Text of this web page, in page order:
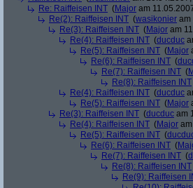
Re: Raiffeisen INT (Major am
Re(2): Raiffeisen INT (wasikonier am
Re(3): Raiffeisen INT (Major am
Re(4): Raiffeisen INT (ducduc
Re(5): Raiffeisen INT (Major
Re(6): Raiffeisen INT (
Re(7): Raiffeisen INT (
Re(8): Raiffeisen INT
Re(4): Raiffeisen INT (ducduc
Re(5): Raiffeisen INT (Major
Re(3): Raiffeisen INT (ducduc am
Re(4): Raiffeisen INT (Major
Re(5): Raiffeisen INT (
Re(6): Raiffeisen INT (
Re(7): Raiffeisen INT (
Re(8): Raiffeisen INT
Re(9): Raiffeisen